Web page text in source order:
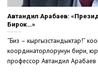
Автандил Арабаев:
Бирок…»
“Биз – кыргызстандыктар!”
координаторлорунун бири,
профессор Автандил Арабаев